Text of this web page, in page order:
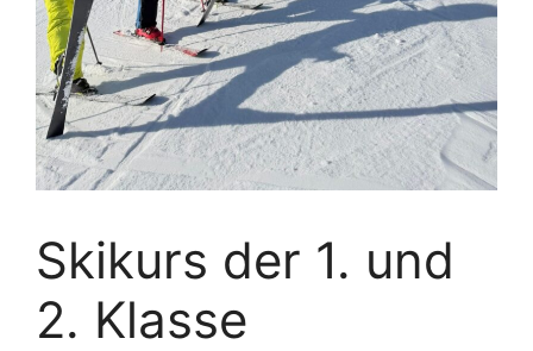
Skikurs der 1. und
2. Klasse